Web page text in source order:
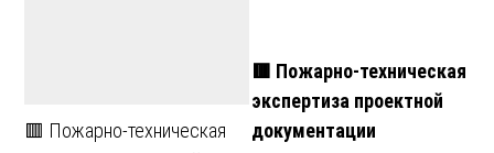
🟥 Пожарно-техническая
🟥 Пожарно-техническая
экспертиза проектной
документации